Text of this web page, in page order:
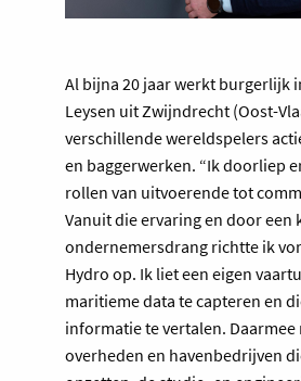
Al bijna 20 jaar werkt burgerlijk
Leysen uit Zwijndrecht (Oost-
verschillende wereldspelers
en baggerwerken. “Ik doorliep
rollen van uitvoerende tot
Vanuit die ervaring en door een
ondernemersdrang richtte ik
Hydro op. Ik liet een eigen
maritieme data te capteren en
informatie te vertalen.
overheden en havenbedrijven